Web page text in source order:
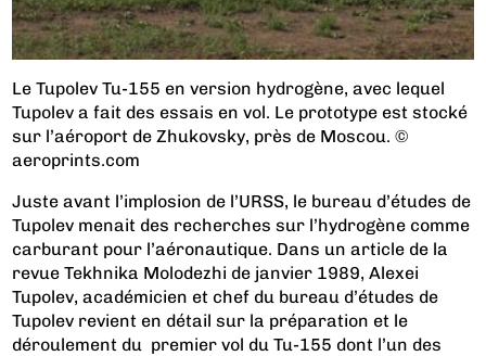
Le Tupolev Tu-155 en version hydrogène, avec lequel
Tupolev a fait des essais en vol. Le prototype est stocké
sur l’aéroport de Zhukovsky, près de Moscou. ©
aeroprints.com
Juste avant l’implosion de l’URSS, le bureau d’études de
Tupolev menait des recherches sur l’hydrogène comme
carburant pour l’aéronautique. Dans un article de la
revue Tekhnika Molodezhi de janvier 1989, Alexei
Tupolev, académicien et chef du bureau d’études de
Tupolev revient en détail sur la préparation et le
déroulement du premier vol du Tu-155 dont l’un des